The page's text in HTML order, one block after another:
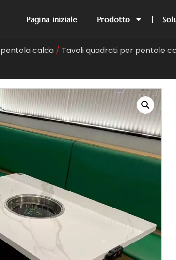
Pagina iniziale Prodotto
calda / Tavoli quadrati per pentole